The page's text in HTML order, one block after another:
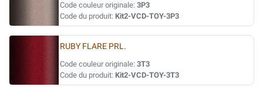
Code couleur originale: 3P3
Code du produit: Kit2-VCD-TOY-3P3
RUBY FLARE PRL.
Code couleur originale: 3T3
Code du produit: Kit2-VCD-TOY-3T3